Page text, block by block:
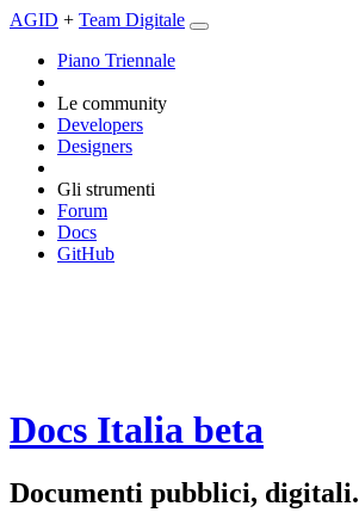
AGID + Team Digitale
Piano Triennale
Le community
Developers
Designers
Gli strumenti
Forum
Docs
GitHub
Docs Italia beta
Documenti pubblici, digitali.